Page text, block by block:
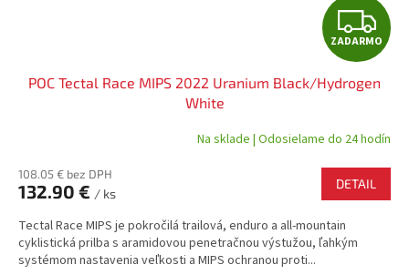
Z
A
D
A
R
M
ZADARMO
POC Tectal Race MIPS 2022 Uranium Black/Hydrogen
White
Na sklade | Odosielame do 24 hodín
108.05 € bez DPH
132.90 € / ks
DETAIL
Tectal Race MIPS je pokročilá trailová, enduro a all-mountain
cyklistická prilba s aramidovou penetračnou výstužou, ľahkým
systémom nastavenia veľkosti a MIPS ochranou proti...